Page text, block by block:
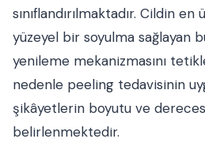
sınıflandırılmaktadır. Cildin
yüzeyel bir soyulma sağlayan
yenileme mekanizmasını
nedenle peeling tedavisinin
şikâyetlerin boyutu ve
belirlenmektedir.